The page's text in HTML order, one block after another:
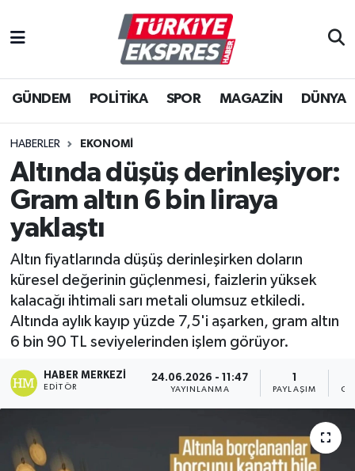
GÜNDEM POLİTİKA SPOR MAGAZİN DÜNYA
HABERLER EKONOMİ
Altında düşüş derinleşiyor:
Gram altın 6 bin liraya
yaklaştı
Altın fiyatlarında düşüş derinleşirken doların
küresel değerinin güçlenmesi, faizlerin yüksek
kalacağı ihtimali sarı metali olumsuz etkiledi.
Altında aylık kayıp yüzde 7,5'i aşarken, gram altın
6 bin 90 TL seviyelerinden işlem görüyor.
HABER MERKEZI
EDITÖR
24.06.2026 - 11:47
YAYINLANMA
1
PAYLAŞIM
İstanbul Nöbetçi Eczaneler
İstanbul Hava Durumu
İstanbul Namaz Vakitleri
İstanbul Trafik Yoğunluk Haritası
Süper Lig Puan Durumu ve Fikstür
Tüm Manşetler
Son Dakika Haberleri
Haber Arşivi